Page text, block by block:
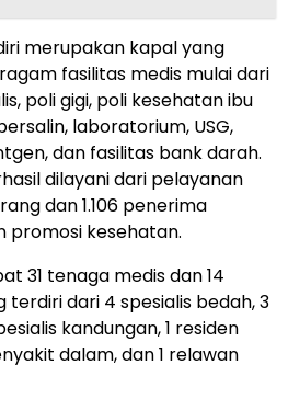
merupakan kapal yang
fasilitas medis mulai dari
poli gigi, poli kesehatan ibu
laboratorium, USG,
dan fasilitas bank darah.
dilayani dari pelayanan
dan 1.106 penerima
promosi kesehatan.
31 tenaga medis dan 14
terdiri dari 4 spesialis bedah, 3
kandungan, 1 residen
dalam, dan 1 relawan